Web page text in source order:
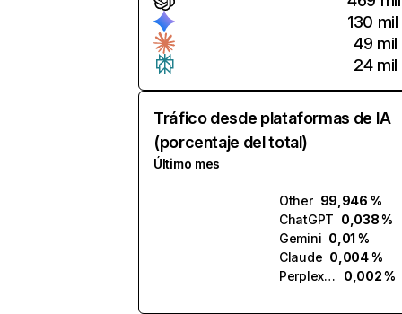
130 mil
49 mil
24 mil
Tráfico desde plataformas de IA
(porcentaje del total)
Último mes
Other 99,946 %
ChatGPT 0,038 %
Gemini 0,01 %
Claude 0,004 %
Perplexity
0,002 %